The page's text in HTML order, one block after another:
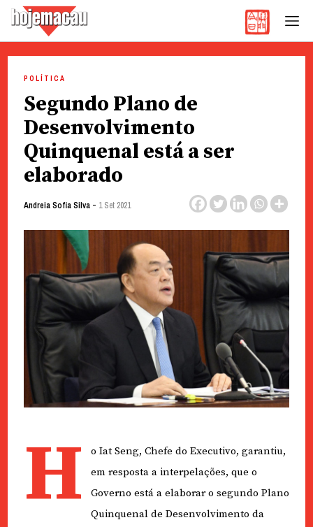
content
POLÍTICA
Segundo Plano de
Desenvolvimento
Quinquenal está a ser
elaborado
Andreia Sofia Silva- 1 Set 2021
H
o Iat Seng, Chefe do Executivo, garantiu,
em resposta a interpelações, que o
Governo está a elaborar o segundo Plano
Quinquenal de Desenvolvimento da